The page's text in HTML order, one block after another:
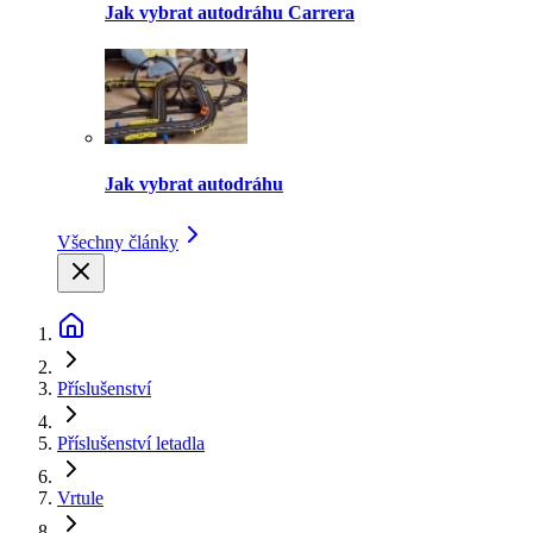
Jak vybrat autodráhu Carrera
Jak vybrat autodráhu
Všechny články
Příslušenství
Příslušenství letadla
Vrtule